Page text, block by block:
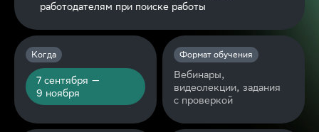
работодателям при поиске работы
Когда
7 сентября —
9 ноября
Формат обучения
Вебинары,
видеолекции, задания
с проверкой